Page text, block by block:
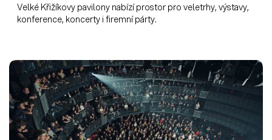
Velké Křižíkovy pavilony nabízí prostor pro veletrhy, výstavy,
konference, koncerty i firemní párty.